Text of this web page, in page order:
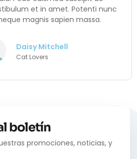
et in amet. Potenti nunc
magnis sapien massa.
Daisy Mitchell
Cat Lovers
boletín
promociones, noticias, y